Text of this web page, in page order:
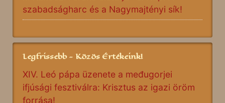
szabadságharc és a Nagymajtényi sík!
Legfrissebb - Közös Értékeink!
XIV. Leó pápa üzenete a međugorjei
ifjúsági fesztiválra: Krisztus az igazi öröm
forrása!